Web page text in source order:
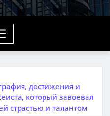
достижения и
который завоевал
страстью и талантом